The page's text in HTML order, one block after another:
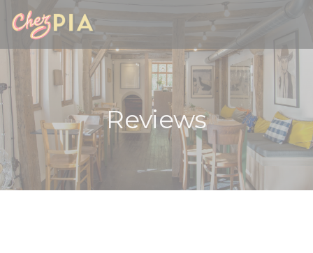
Cookies beheer paneel
Reviews